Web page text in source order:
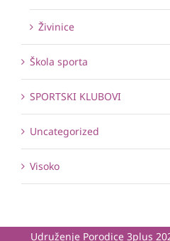
Živinice
Škola sporta
SPORTSKI KLUBOVI
Uncategorized
Visoko
Udruženje Porodice 3plus